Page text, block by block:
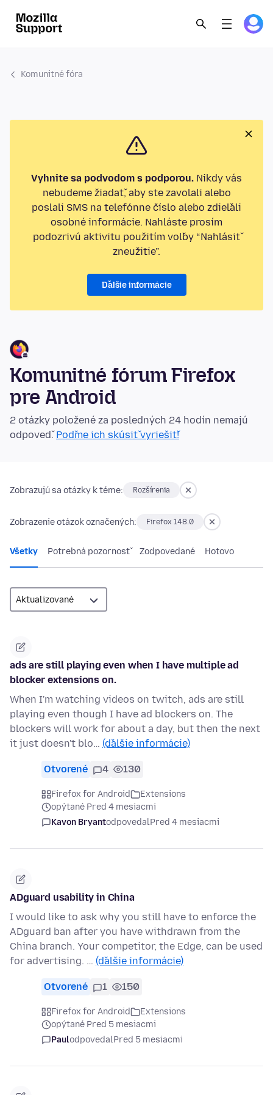
Komunitné fóra
Vyhnite sa podvodom s podporou. Nikdy vás
nebudeme žiadať, aby ste zavolali alebo
poslali SMS na telefónne číslo alebo zdieľali
osobné informácie. Nahláste prosím
podozrivú aktivitu použitím voľby “Nahlásiť
zneužitie”.
Ďalšie informácie
Komunitné fórum Firefox
pre Android
2 otázky položené za posledných 24 hodín nemajú
odpoveď.Poďme ich skúsiť vyriešiť!
Zobrazujú sa otázky k téme: Rozšírenia
Zobrazenie otázok označených: Firefox 148.0
Všetky Potrebná pozornosť Zodpovedané Hotovo
ads are still playing even when I have multiple ad
blocker extensions on.
When I'm watching videos on twitch, ads are still
playing even though I have ad blockers on. The
blockers will work for about a day, but then the next
it just doesn't blo… (ďalšie informácie)
Otvorené 4 130
Firefox for Android
Extensions
opýtané Pred 4 mesiacmi
Kavon BryantodpovedalPred 4 mesiacmi
ADguard usability in China
I would like to ask why you still have to enforce the
ADguard ban after you have withdrawn from the
China branch. Your competitor, the Edge, can be used
for advertising. … (ďalšie informácie)
Otvorené 1 150
Firefox for Android
Extensions
opýtané Pred 5 mesiacmi
PaulodpovedalPred 5 mesiacmi